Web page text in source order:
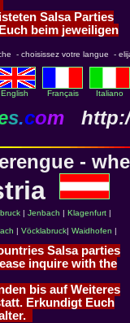
Salsa Parties
beim jeweiligen
- choisissez votre langue -
English Français Italiano
s.com
-
| Jenbach | Klagenfurt|
| Vöcklabruck| Waidhofen |
Salsa parties
inquire with the
bis auf Weiteres
Erkundigt Euch